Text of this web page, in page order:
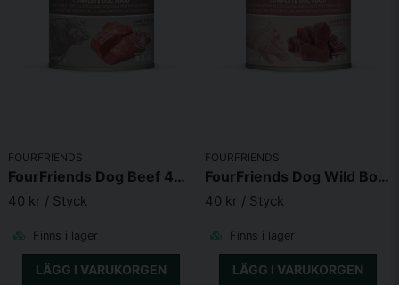
FOURFRIENDS
FourFriends Dog Beef 400g
40 kr / Styck
Finns i lager
LÄGG I VARUKORGEN
FOURFRIENDS
FourFriends Dog Wild Boar 400g
40 kr / Styck
Finns i lager
LÄGG I VARUKORGEN